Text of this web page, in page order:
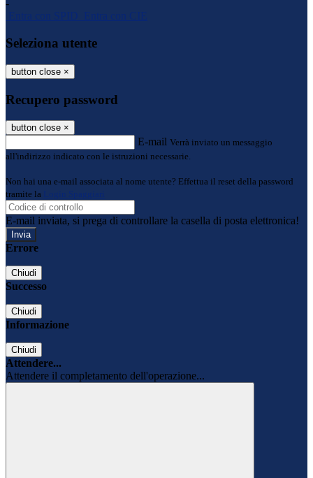
-
Entra con SPID
Entra con CIE
Seleziona utente
button close ×
Recupero password
button close ×
E-mail Verrà inviato un messaggio
all'indirizzo indicato con le istruzioni necessarie.
Non hai una e-mail associata al nome utente? Effettua il reset della password
tramite la
Login Spaggiari
E-mail inviata, si prega di controllare la casella di posta elettronica!
Errore
Chiudi
Successo
Chiudi
Informazione
Chiudi
Attendere...
Attendere il completamento dell'operazione...